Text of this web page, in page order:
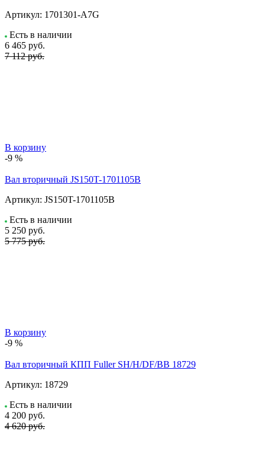
Артикул: 1701301-A7G
Есть в наличии
6 465 руб.
7 112 руб.
В корзину
-9 %
Вал вторичный JS150T-1701105B
Артикул: JS150T-1701105B
Есть в наличии
5 250 руб.
5 775 руб.
В корзину
-9 %
Вал вторичный КПП Fuller SH/H/DF/BB 18729
Артикул: 18729
Есть в наличии
4 200 руб.
4 620 руб.